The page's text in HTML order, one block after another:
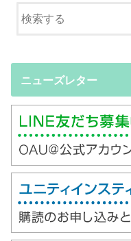
ニューズレター